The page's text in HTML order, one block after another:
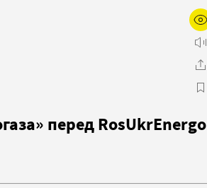
перед RosUkrEnergo